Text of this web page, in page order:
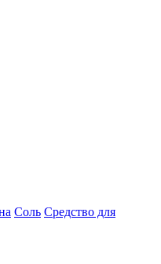
Соль Средство для